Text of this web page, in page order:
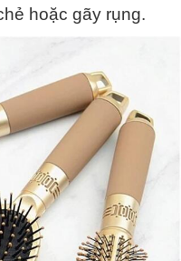
hoặc gãy rụng.